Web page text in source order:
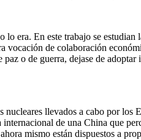
era. En este trabajo se
de colaboración
o de guerra, dejase de
llevados a cabo por
de una China que
mismo están dispuestos a